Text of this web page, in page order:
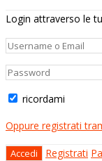
Login attraverso le
ricordami
Oppure registrati
Registrati